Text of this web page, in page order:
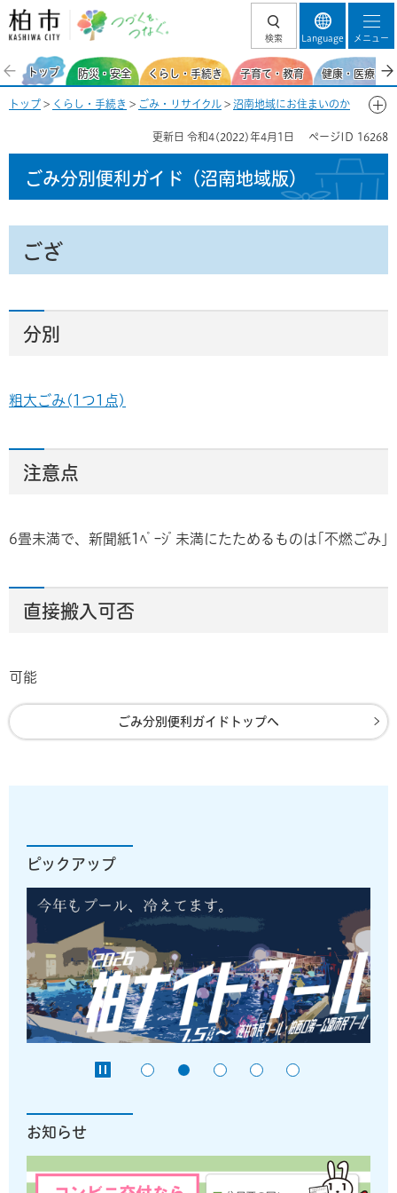
柏市 つづくを、
検索 Language メニュー
トップ 防災・安全 くらし・手続き 子育て・教育 健康・医療・
トップ > くらし・手続き > ごみ・リサイクル > 沼南地域にお住まいのか
更新日 令和4(2022)年4月1日 ページID 16268
ごみ分別便利ガイド （沼南地域版）
ござ
分別
粗大ごみ(1つ1点)
注意点
6畳未満で、新聞紙1ﾍﾟｰｼﾞ未満にたためるものは｢不燃ごみ｣
直接搬入可否
可能
ごみ分別便利ガイドトップへ
ピックアップ
お知らせ